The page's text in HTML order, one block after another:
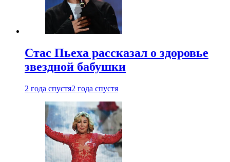
Стас Пьеха рассказал о здоровье
звездной бабушки
2 года спустя2 года спустя